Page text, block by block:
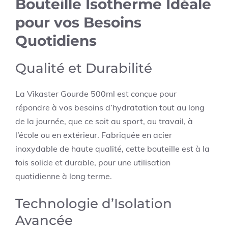
Bouteille Isotherme Idéale
pour vos Besoins
Quotidiens
Qualité et Durabilité
La Vikaster Gourde 500ml est conçue pour
répondre à vos besoins d’hydratation tout au long
de la journée, que ce soit au sport, au travail, à
l’école ou en extérieur. Fabriquée en acier
inoxydable de haute qualité, cette bouteille est à la
fois solide et durable, pour une utilisation
quotidienne à long terme.
Technologie d’Isolation
Avancée